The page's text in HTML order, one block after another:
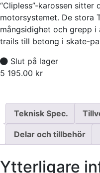
“Clipless”-karossen
motorsystemet. De stora
mångsidighet och grepp i
trails till betong i skate-
Slut på lager
5 195.00 kr
Teknisk Spec.
Delar och tillbehör
Ytterligare